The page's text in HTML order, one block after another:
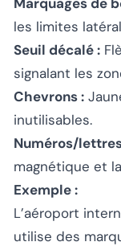
les limites
Seuil décalé :
signalant les
Chevrons :
inutilisables.
Numéros/
magnétique et
Exemple :
L’aéroport
utilise des